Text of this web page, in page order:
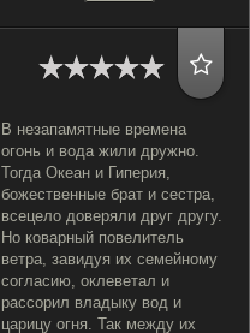
В незапамятные времена
огонь и вода жили дружно.
Тогда Океан и Гиперия,
божественные брат и сестра,
всецело доверяли друг другу.
Но коварный повелитель
ветра, завидуя их семейному
согласию, оклеветал и
рассорил владыку вод и
царицу огня. Так между их